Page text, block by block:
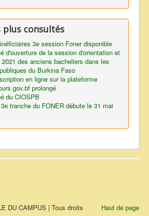
plus consultés
3e session Foner disponible
d'ouverture de la session d'orientation et
des anciens bacheliers dans les
du Burkina Faso
en ligne sur la plateforme
prolongé
du CIOSPB
tranche du FONER débute le 31 mai
Haut de page
DU CAMPUS | Tous droits